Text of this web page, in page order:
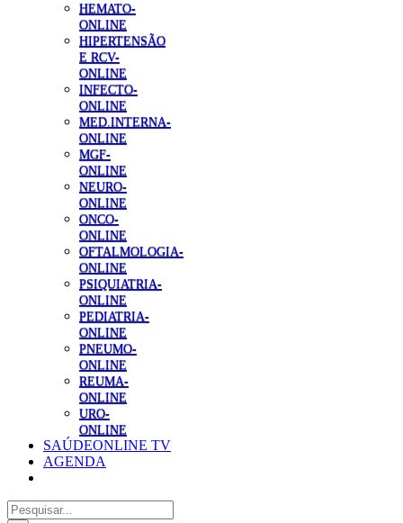
HEMATO-
ONLINE
HIPERTENSÃO
E RCV-
ONLINE
INFECTO-
ONLINE
MED.INTERNA-
ONLINE
MGF-
ONLINE
NEURO-
ONLINE
ONCO-
ONLINE
OFTALMOLOGIA-
ONLINE
PSIQUIATRIA-
ONLINE
PEDIATRIA-
ONLINE
PNEUMO-
ONLINE
REUMA-
ONLINE
URO-
ONLINE
SAÚDEONLINE TV
AGENDA
Pesquisar